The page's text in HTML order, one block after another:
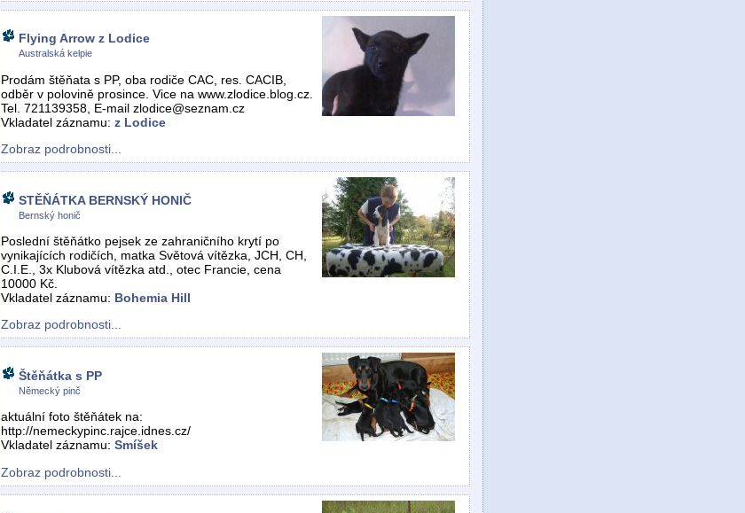
Flying Arrow z Lodice
Australská kelpie
Prodám štěňata s PP, oba rodiče CAC, res. CACIB,
odběr v polovině prosince. Vice na www.zlodice.blog.cz.
Tel. 721139358, E-mail zlodice@seznam.cz
Vkladatel záznamu: z Lodice
Zobraz podrobnosti...
STĚŇÁTKA BERNSKÝ HONIČ
Bernský honič
Poslední štěňátko pejsek ze zahraničního krytí po
vynikajících rodičích, matka Světová vítězka, JCH, CH,
C.I.E., 3x Klubová vítězka atd., otec Francie, cena
10000 Kč.
Vkladatel záznamu: Bohemia Hill
Zobraz podrobnosti...
Štěňátka s PP
Německý pinč
aktuální foto štěňátek na:
http://nemeckypinc.rajce.idnes.cz/
Vkladatel záznamu: Smíšek
Zobraz podrobnosti...